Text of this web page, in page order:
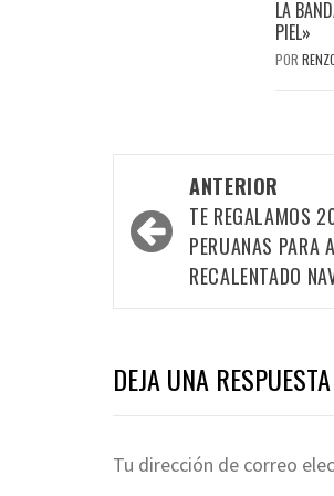
LA
PIEL»
POR
Navegación
por
las
entradas
ANTERIOR
TE REGALAMOS
PERUANAS PARA
RECALENTADO
DEJA UNA RESPUESTA
Tu dirección de correo